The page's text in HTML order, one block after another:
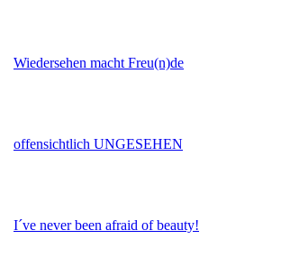
Wiedersehen macht Freu(n)de
offensichtlich UNGESEHEN
I´ve never been afraid of beauty!